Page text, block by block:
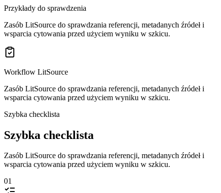
Przykłady do sprawdzenia
Zasób LitSource do sprawdzania referencji, metadanych źródeł i
wsparcia cytowania przed użyciem wyniku w szkicu.
Workflow LitSource
Zasób LitSource do sprawdzania referencji, metadanych źródeł i
wsparcia cytowania przed użyciem wyniku w szkicu.
Szybka checklista
Szybka checklista
Zasób LitSource do sprawdzania referencji, metadanych źródeł i
wsparcia cytowania przed użyciem wyniku w szkicu.
01